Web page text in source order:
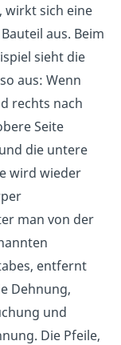
wirkt sich eine
aus. Beim
sieht die
aus: Wenn
rechts nach
Seite
die untere
wird wieder
man von der
entfernt
Dehnung,
und
Die Pfeile,